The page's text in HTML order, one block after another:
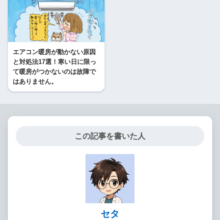
エアコン暖房が動かない原因
と対処法17選！寒い日に限っ
て暖房がつかないのは故障で
はありません。
この記事を書いた人
セタ